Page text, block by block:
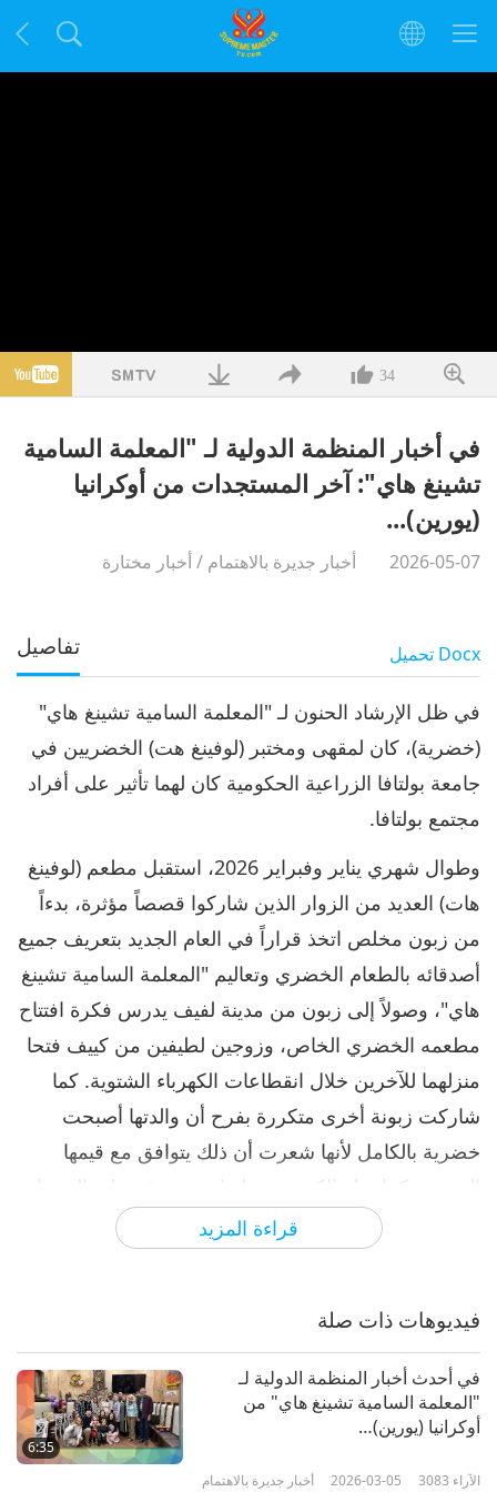
34
في أخبار المنظمة الدولية لـ "المعلمة السامية
تشينغ هاي": آخر المستجدات من أوكرانيا
(يورين)...
2026-05-07 أخبار جديرة بالاهتمام /أخبار مختارة
تفاصيل Docx
قراءة المزيد
في ظل الإرشاد الحنون لـ "المعلمة السامية تشينغ هاي"
(خضرية)، كان لمقهى ومختبر (لوفينغ هت) الخضريين في
جامعة بولتافا الزراعية الحكومية كان لهما تأثير على أفراد
مجتمع بولتافا.
وطوال شهري يناير وفبراير 2026، استقبل مطعم (لوفينغ
هات) العديد من الزوار الذين شاركوا قصصاً مؤثرة، بدءاً
من زبون مخلص اتخذ قراراً في العام الجديد بتعريف جميع
أصدقائه بالطعام الخضري وتعاليم "المعلمة السامية تشينغ
هاي"، وصولاً إلى زبون من مدينة لفيف يدرس فكرة افتتاح
مطعمه الخضري الخاص، وزوجين لطيفين من كييف فتحا
منزلهما للآخرين خلال انقطاعات الكهرباء الشتوية. كما
شاركت زبونة أخرى متكررة بفرح أن والدتها أصبحت
خضرية بالكامل لأنها شعرت أن ذلك يتوافق مع قيمها
الروحية. كما ترك الكثيرون تعليقات مشرقة على المنصات
الاجتماعية مشيدين بالطعام باعتباره لذيذاً ومُعداً بمحبة.
شهيرتين، نُظمتا عبر صفحتهم على إنستغرام، حيث يصوت
العملاء المخلصون لإعداد لحم الصويا الخضري والناغتس
الحلو والحامض. وتناول صبي صغير، نباتي وصعب الإرضاء،
قضمة واحدة من الناغتس الحلو والحامض، ثم أنهى الطبق
بأكمله في دقائق، وطلب ثلاث حصص أخرى وبعضها
فيديوهات ذات صلة
6:35
في أحدث أخبار المنظمة الدولية لـ
"المعلمة السامية تشينغ هاي" من
أوكرانيا (يورين)…
أخبار جديرة بالاهتمام 2026-03-05 3083 الآراء